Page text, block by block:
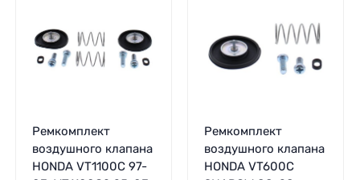
Ремкомплект
воздушного клапана
HONDA VT1100C 97-
Ремкомплект
воздушного клапана
HONDA VT600C